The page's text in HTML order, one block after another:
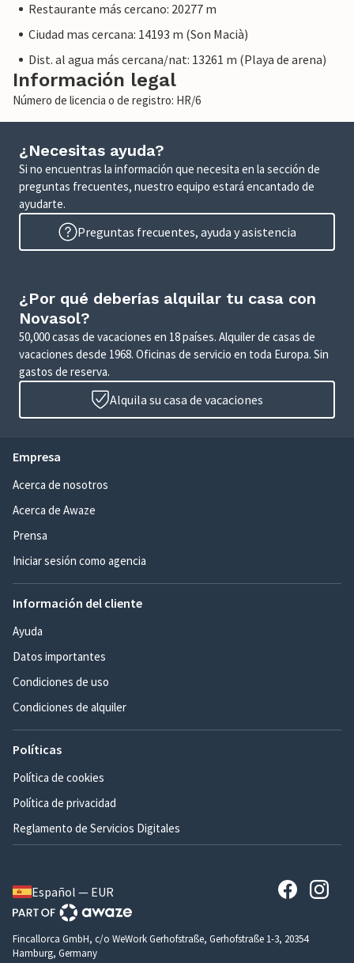
Restaurante más cercano: 20277 m
Ciudad mas cercana: 14193 m (Son Macià)
Dist. al agua más cercana/nat: 13261 m (Playa de arena)
Información legal
Número de licencia o de registro: HR/6
¿Necesitas ayuda?
Si no encuentras la información que necesita en la sección de
preguntas frecuentes, nuestro equipo estará encantado de
ayudarte.
Preguntas frecuentes, ayuda y asistencia
¿Por qué deberías alquilar tu casa con
Novasol?
50,000 casas de vacaciones en 18 países. Alquiler de casas de
vacaciones desde 1968. Oficinas de servicio en toda Europa. Sin
gastos de reserva.
Alquila su casa de vacaciones
Empresa
Acerca de nosotros
Acerca de Awaze
Prensa
Iniciar sesión como agencia
Información del cliente
Ayuda
Datos importantes
Condiciones de uso
Condiciones de alquiler
Políticas
Política de cookies
Política de privacidad
Reglamento de Servicios Digitales
Español — EUR
Fincallorca GmbH, c/o WeWork Gerhofstraße, Gerhofstraße 1-3, 20354
Hamburg, Germany